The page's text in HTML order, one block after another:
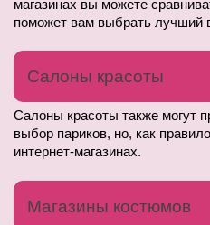
магазинах вы можете
поможет вам выбрать лучший
Салоны красоты
Салоны красоты также могут
выбор париков, но, как
интернет-магазинах.
Магазины костюмов